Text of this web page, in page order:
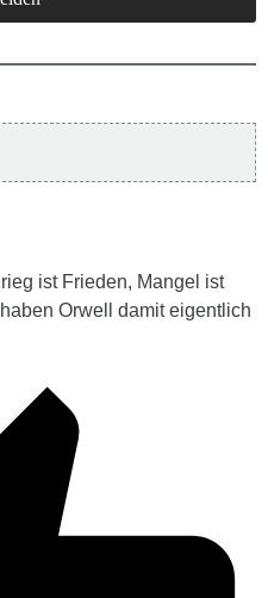
ist Frieden, Mangel ist
Orwell damit eigentlich